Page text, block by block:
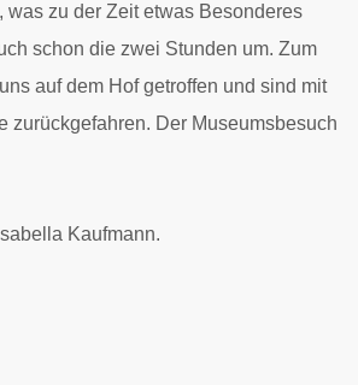
was zu der Zeit etwas Besonderes
schon die zwei Stunden um. Zum
auf dem Hof getroffen und sind mit
zurückgefahren. Der Museumsbesuch
Kaufmann.